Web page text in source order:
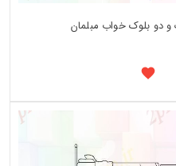
دو بلوک خواب مبلمان